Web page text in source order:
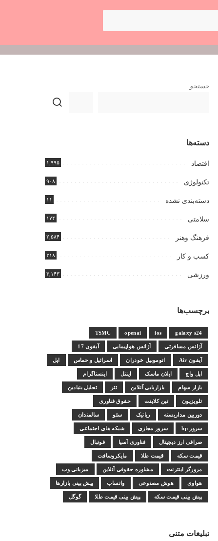
جستجو
دسته‌ها
اقتصاد ۱,۹۹۵
تکنولوژی ۹۰۸
دسته‌بندی نشده ۱۱
سلامتی ۱۷۴
فرهنگ وهنر ۲,۵۸۴
کسب و کار ۳۱۸
ورزشی ۳,۱۴۳
برچسب‌ها
galaxy s24
ios
openai
TSMC
آژانس مسافرتی آژانس هواپیمایی آیفون 17
آیفون Air اتوموبیل خودران اسرائیل و حماس اپل
اپل واچ ایلان ماسک اینتل اینستاگرام
بازار سهام بازاریابی آنلاین تتر تحلیل بنیادین
تلویزیون تین کلاینت حقوق فناوری
دوربین مداربسته رباتیک سئو سالمندان
سرور hp سرور مجازی شبکه های اجتماعی
صرافی ارز دیجیتال فناوری آسیا فوتبال
قیمت سکه قیمت طلا مایکروسافت
مرورگر اینترنت مشاوره حقوقی آنلاین میزبانی وب
هواوی هوش مصنوعی واتساپ پیش بینی بازارها
پیش بینی قیمت سکه پیش بینی قیمت طلا گوگل
تبلیغات متنی